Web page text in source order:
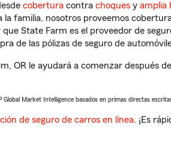
cobertura contra choques y amplia
la familia, nosotros proveemos
State Farm es el proveedor de
de las pólizas de seguro de
OR le ayudará a comenzar después
Global Market Intelligence basados en primas directas
de seguro de carros en línea. ¡Es